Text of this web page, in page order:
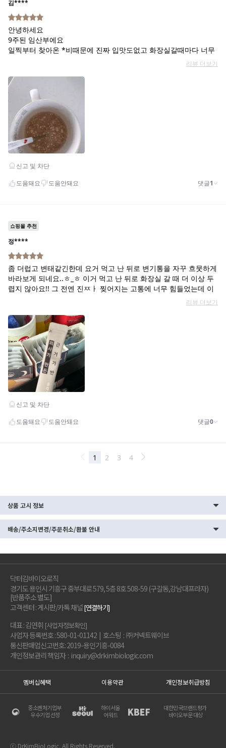
상품 고시 정보
배송/주소지변경/주문취소/환불 안내
닥터김바이오로직
경기도 용인시 기흥구 중부대로 579, 5층 8호 508-59 (구갈동,강남대프라자)
[반품주소 별도]
고객센터 : 게시판/카톡 채널[연결하기]
대표 : 김연휘 [사업자정보확인]
사업자 등록번호 : 580-01-01142 | 호스팅 : ㈜커넥트웨이브
통신판매업신고번호: 2019-용인기흥-0084
개인정보관리 책임자 : inquiry@drkimbiologic.com
멤버십혜택 이용약관 개인정보취급방침
중소벤처기업부
우수기업 선정
하이서울
어워드
대한민국브랜드평가
바이오부문 대상
ⓒ DrKimBioLogic. All Rights Reserved.